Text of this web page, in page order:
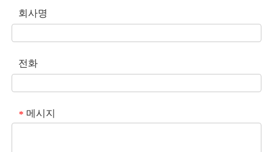
회사명
전화
* 메시지